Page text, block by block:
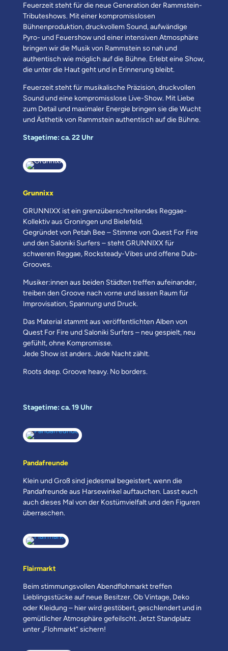
Feuerzeit steht für die neue Generation der Rammstein-
Tributeshows. Mit einer kompromisslosen
Bühnenproduktion, druckvollem Sound, aufwändige
Pyro- und Feuershow und einer intensiven Atmosphäre
bringen wir die Musik von Rammstein so nah und
authentisch wie möglich auf die Bühne. Erlebt eine Show,
die unter die Haut geht und in Erinnerung bleibt.
Feuerzeit steht für musikalische Präzision, druckvollen
Sound und eine kompromisslose Live-Show. Mit Liebe
zum Detail und maximaler Energie bringen sie die Wucht
und Ästhetik von Rammstein authentisch auf die Bühne.
Stagetime: ca. 22 Uhr
Grunnixx
GRUNNIXX ist ein grenzüberschreitendes Reggae-
Kollektiv aus Groningen und Bielefeld.
Gegründet von Petah Bee – Stimme von Quest For Fire
und den Saloniki Surfers – steht GRUNNIXX für
schweren Reggae, Rocksteady-Vibes und offene Dub-
Grooves.
Musiker:innen aus beiden Städten treffen aufeinander,
treiben den Groove nach vorne und lassen Raum für
Improvisation, Spannung und Druck.
Das Material stammt aus veröffentlichten Alben von
Quest For Fire und Saloniki Surfers – neu gespielt, neu
gefühlt, ohne Kompromisse.
Jede Show ist anders. Jede Nacht zählt.
Roots deep. Groove heavy. No borders.
Stagetime: ca. 19 Uhr
Pandafreunde
Klein und Groß sind jedesmal begeistert, wenn die
Pandafreunde aus Harsewinkel auftauchen. Lasst euch
auch dieses Mal von der Kostümvielfalt und den Figuren
überraschen.
Flairmarkt
Beim stimmungsvollen Abendflohmarkt treffen
Lieblingsstücke auf neue Besitzer. Ob Vintage, Deko
oder Kleidung – hier wird gestöbert, geschlendert und in
gemütlicher Atmosphäre gefeilscht. Jetzt Standplatz
unter „Flohmarkt“ sichern!